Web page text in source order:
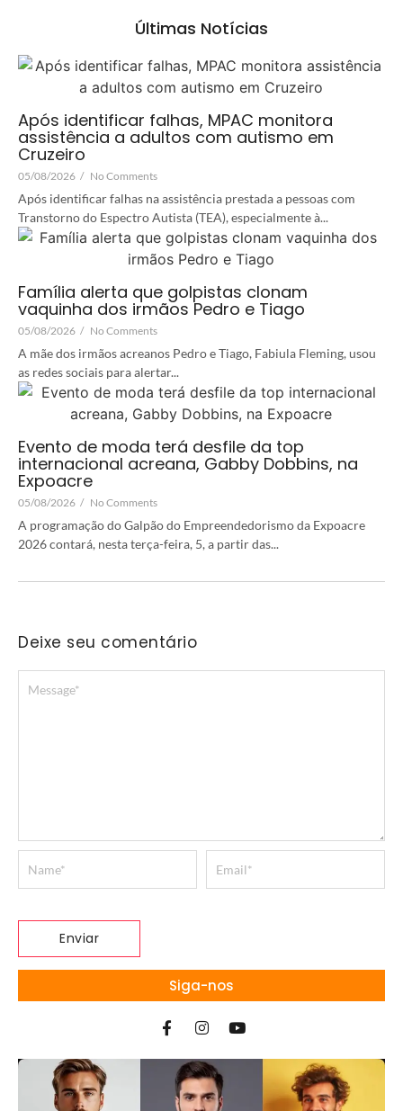
Últimas Notícias
Após identificar falhas, MPAC monitora
assistência a adultos com autismo em
Cruzeiro
05/08/2026 / No Comments
Após identificar falhas na assistência prestada a pessoas com
Transtorno do Espectro Autista (TEA), especialmente à...
Família alerta que golpistas clonam
vaquinha dos irmãos Pedro e Tiago
05/08/2026 / No Comments
A mãe dos irmãos acreanos Pedro e Tiago, Fabiula Fleming, usou
as redes sociais para alertar...
Evento de moda terá desfile da top
internacional acreana, Gabby Dobbins, na
Expoacre
05/08/2026 / No Comments
A programação do Galpão do Empreendedorismo da Expoacre
2026 contará, nesta terça-feira, 5, a partir das...
Deixe seu comentário
Siga-nos